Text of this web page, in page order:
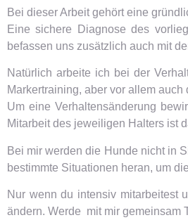
Bei dieser Arbeit gehört eine
Eine sichere Diagnose des
befassen uns zusätzlich auch mit
Natürlich arbeite ich bei der
Markertraining, aber vor allem
Um eine Verhaltensänderung
Mitarbeit des jeweiligen Halters ist
Bei mir werden die Hunde nicht in
bestimmte Situationen heran, um
Nur wenn du intensiv mitarbeitest
ändern. Werde mit mir gemeinsam